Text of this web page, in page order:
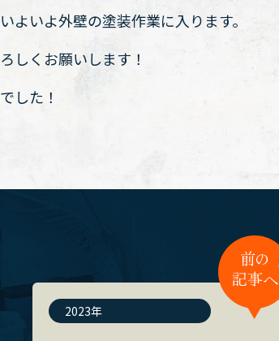
よいよ外壁の塗装作業に入ります。
しくお願いします！
した！
2023年